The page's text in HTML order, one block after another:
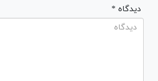
* دیدگاه